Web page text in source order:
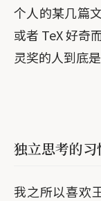
个人的某几篇
或者 TeX 好奇
灵奖的人到底
独立思考的习
我之所以喜欢